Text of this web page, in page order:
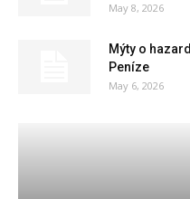
May 8, 2026
Mýty o
Peníze
May 6, 2026